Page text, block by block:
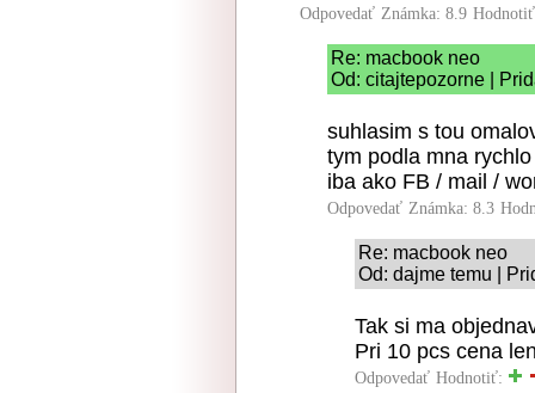
Odpovedať Známka: 8.9
Re: macbook neo
Od: citajtepozorne |
suhlasim s tou
tym podla mna
iba ako FB / mail /
Odpovedať Známka: 8.3
Re: macbook neo
Od: dajme temu |
Tak si ma
Pri 10 pcs cena
Odpovedať Hodnotiť: